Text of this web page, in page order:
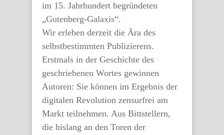
im 15. Jahrhundert begründeten
„Gutenberg-Galaxis“.
Wir erleben derzeit die Ära des
selbstbestimmten Publizierens.
Erstmals in der Geschichte des
geschriebenen Wortes gewinnen
Autoren: Sie können im Ergebnis der
digitalen Revolution zensurfrei am
Markt teilnehmen. Aus Bittstellern,
die bislang an den Toren der